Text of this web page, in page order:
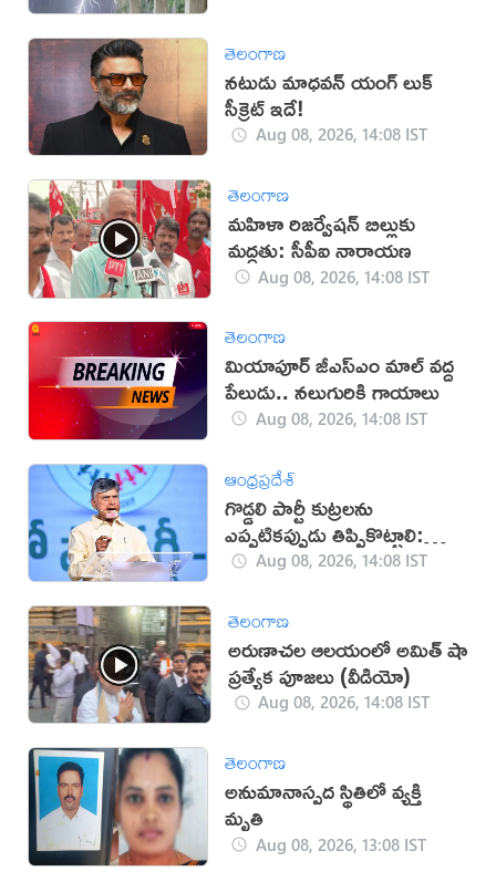
తెలంగాణ
నటుడు మాధవన్ యంగ్ లుక్
సీక్రెట్ ఇదే!
Aug 08, 2026, 14:08 IST
తెలంగాణ
మహిళా రిజర్వేషన్ బిల్లుకు
మద్దతు: సీపీఐ నారాయణ
Aug 08, 2026, 14:08 IST
తెలంగాణ
మియాపూర్‌ జీఎస్‌ఎం మాల్‌ వద్ద
పేలుడు.. నలుగురికి గాయాలు
Aug 08, 2026, 14:08 IST
ఆంధ్రప్రదేశ్
గొడ్డలి పార్టీ కుట్రలను
ఎప్పటికప్పుడు తిప్పికొట్టాలి:
చంద్రబాబు
Aug 08, 2026, 14:08 IST
తెలంగాణ
అరుణాచల ఆలయంలో అమిత్ షా
ప్రత్యేక పూజలు (వీడియో)
Aug 08, 2026, 14:08 IST
తెలంగాణ
అనుమానాస్పద స్థితిలో వ్యక్తి
మృతి
Aug 08, 2026, 13:08 IST